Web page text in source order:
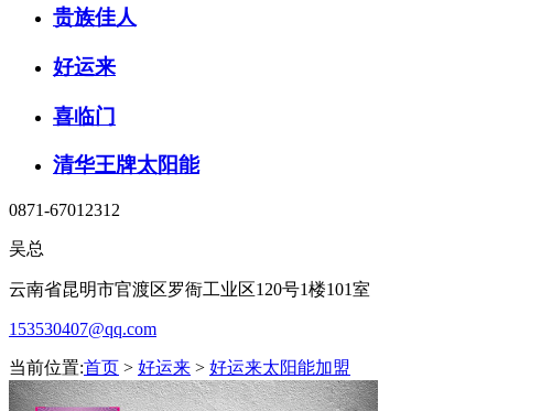
贵族佳人
好运来
喜临门
清华王牌太阳能
0871-67012312
吴总
云南省昆明市官渡区罗衙工业区120号1楼101室
153530407@qq.com
当前位置:首页 > 好运来 > 好运来太阳能加盟